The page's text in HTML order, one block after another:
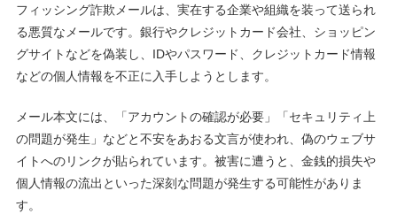
フィッシング詐欺メールは、実在する企業や組織を装って送られ
る悪質なメールです。銀行やクレジットカード会社、ショッピン
グサイトなどを偽装し、IDやパスワード、クレジットカード情報
などの個人情報を不正に入手しようとします。
メール本文には、「アカウントの確認が必要」「セキュリティ上
の問題が発生」などと不安をあおる文言が使われ、偽のウェブサ
イトへのリンクが貼られています。被害に遭うと、金銭的損失や
個人情報の流出といった深刻な問題が発生する可能性がありま
す。